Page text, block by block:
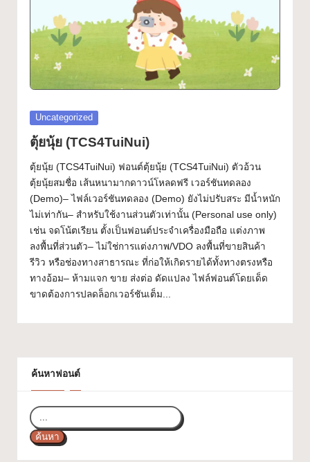
ต์
ฟ
รี!
ร
ว
ม
ฟ
อ
น
ต์
ส
ว
ย
ๆ
ใ
ช้
ไ
ด้
ทุ
Posted
Uncategorized
ตุ้ยนุ้ย (TCS4TuiNui)
ตุ้ยนุ้ย (TCS4TuiNui) ฟอนต์ตุ้ยนุ้ย (TCS4TuiNui) ตัวอ้วน
ตุ้ยนุ้ยสมชื่อ เส้นหนามากดาวน์โหลดฟรี เวอร์ชันทดลอง
(Demo)– ไฟล์เวอร์ชันทดลอง (Demo) ยังไม่ปรับสระ มีน้ำหนัก
ไม่เท่ากัน– สำหรับใช้งานส่วนตัวเท่านั้น (Personal use only)
เช่น จดโน้ตเรียน ตั้งเป็นฟอนต์ประจำเครื่องมือถือ แต่งภาพ
ลงพื้นที่ส่วนตัว– ไม่ใช่การแต่งภาพ/VDO ลงพื้นที่ขายสินค้า
รีวิว หรือช่องทางสาธารณะ ที่ก่อให้เกิดรายได้ทั้งทางตรงหรือ
ทางอ้อม– ห้ามแจก ขาย ส่งต่อ ดัดแปลง ไฟล์ฟอนต์โดยเด็ด
ขาดต้องการปลดล็อกเวอร์ชันเต็ม...
ค้นหาฟอนต์
ค้นหา